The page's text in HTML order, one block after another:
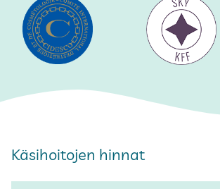
Käsihoitojen hinnat